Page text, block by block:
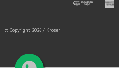
© Copyright 2026 / Kroser